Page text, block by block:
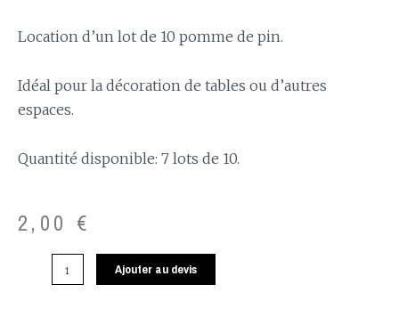
Location d’un lot de 10 pomme de pin.
Idéal pour la décoration de tables ou d’autres
espaces.
Quantité disponible: 7 lots de 10.
2,00 €
Ajouter au devis